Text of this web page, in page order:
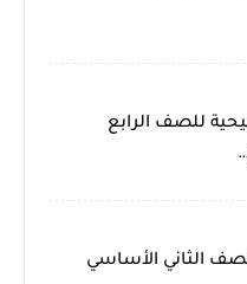
للصف الرابع
الثاني الأساسي